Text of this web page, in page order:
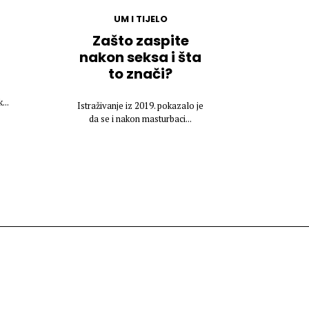
UM I TIJELO
Zašto zaspite
nakon seksa i šta
to znači?
Istraživanje iz 2019. pokazalo je
da se i nakon masturbaci...